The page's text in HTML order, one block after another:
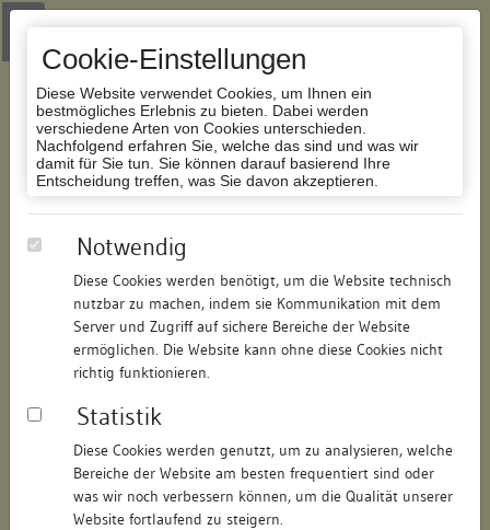
Cookie-Einstellungen
Diese Website verwendet Cookies, um Ihnen ein
bestmögliches Erlebnis zu bieten. Dabei werden
verschiedene Arten von Cookies unterschieden.
Nachfolgend erfahren Sie, welche das sind und was wir
damit für Sie tun. Sie können darauf basierend Ihre
Entscheidung treffen, was Sie davon akzeptieren.
Notwendig
Diese Cookies werden benötigt, um die Website technisch
nutzbar zu machen, indem sie Kommunikation mit dem
Server und Zugriff auf sichere Bereiche der Website
ermöglichen. Die Website kann ohne diese Cookies nicht
richtig funktionieren.
Statistik
Diese Cookies werden genutzt, um zu analysieren, welche
Bereiche der Website am besten frequentiert sind oder
was wir noch verbessern können, um die Qualität unserer
Website fortlaufend zu steigern.
Zur Navigation springen
Zum Inhalt der Website springen
Datenbank Bauforschung/Restaurierung
182797391611/Datum:20.02.2019
Datenbestand:
Bauforschung und Restaurierung
Als PDF herunterladen:
Objektdaten
Straße: Neugasse
Hausnummer: 17